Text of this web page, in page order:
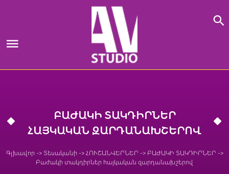
ԲԱԺԱԿԻ ՏԱԿԴԻՐՆԵՐ
ՀԱՅԿԱԿԱՆ ԶԱՐԴԱՆԱԽՇԵՐՈՎ
Գլխավոր -> Տեսականի -> ՀՈՒՇԱՆՎԵՐՆԵՐ -> ԲԱԺԱԿԻ ՏԱԿԴԻՐՆԵՐ ->
Բաժակի տակդիրներ հայկական զարդանախշերով